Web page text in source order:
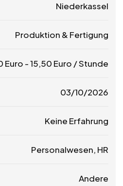
Niederkassel
Produktion & Fertigung
Euro -15,50 Euro / Stunde
03/10/2026
Keine Erfahrung
Personalwesen, HR
Andere